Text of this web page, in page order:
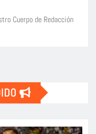
Cuerpo de Redacción